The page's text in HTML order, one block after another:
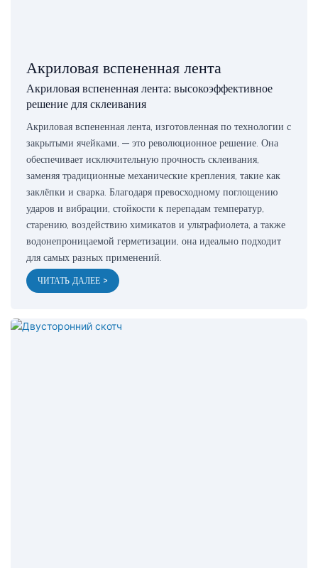
Акриловая вспененная лента
Акриловая вспененная лента: высокоэффективное
решение для склеивания
Акриловая вспененная лента, изготовленная по технологии с
закрытыми ячейками, — это революционное решение. Она
обеспечивает исключительную прочность склеивания,
заменяя традиционные механические крепления, такие как
заклёпки и сварка. Благодаря превосходному поглощению
ударов и вибрации, стойкости к перепадам температур,
старению, воздействию химикатов и ультрафиолета, а также
водонепроницаемой герметизации, она идеально подходит
для самых разных применений.
ЧИТАТЬ ДАЛЕЕ >